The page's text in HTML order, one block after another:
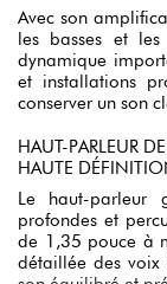
Avec son
les basses et
dynamique
et installations
conserver un son
HAUT-PARLEUR
HAUTE
Le haut-parleur
profondes et
de 1,35 pouce à
détaillée des voix